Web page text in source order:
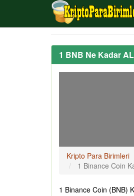
1 BNB Ne Kadar
Kripto Para Birimleri
1 Binance Coin
1 Binance Coin (BNB)